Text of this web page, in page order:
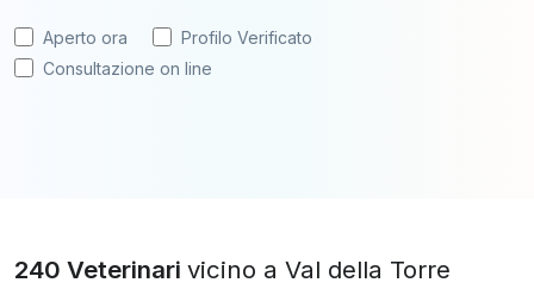
Aperto ora
Profilo Verificato
Consultazione on line
240 Veterinari vicino a Val della Torre